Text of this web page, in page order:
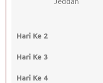
Hari Ke 2
Hari Ke 3
Hari Ke 4